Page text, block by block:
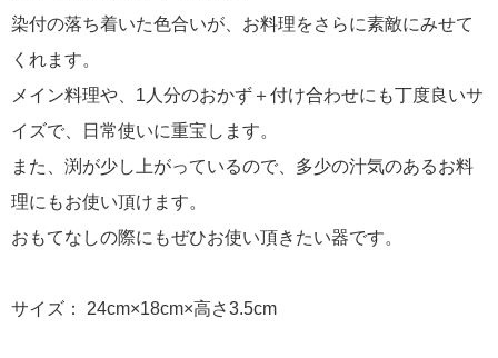
染付の落ち着いた色合いが、お料理をさらに素敵にみせて
くれます。
メイン料理や、1人分のおかず＋付け合わせにも丁度良いサ
イズで、日常使いに重宝します。
また、渕が少し上がっているので、多少の汁気のあるお料
理にもお使い頂けます。
おもてなしの際にもぜひお使い頂きたい器です。
サイズ： 24cm×18cm×高さ3.5cm